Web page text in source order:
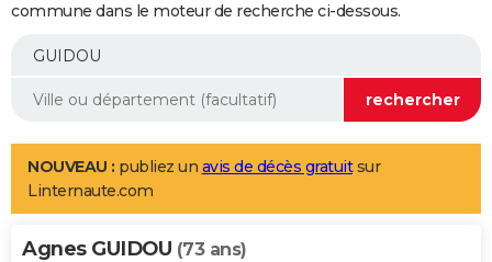
Essais
Réserver un essai
Citadines
Berlines
SUV
Forum auto
+
Mobiles
Meilleur smartphone
Internet
Ordinateurs
Jeux vidéo
Guide high-tech
Aménagement intérieur
LIFESTYLE
Art de vivre
Bien-être
Loisirs
Mode
Modes de vie
Alimentation
Guide de la santé
Maladies
Médicaments
Sommeil
VOYAGE
commune dans le moteur de recherche ci-dessous.
NOUVEAU : publiez un avis de décès gratuitsur
Linternaute.com
Agnes GUIDOU (73 ans)